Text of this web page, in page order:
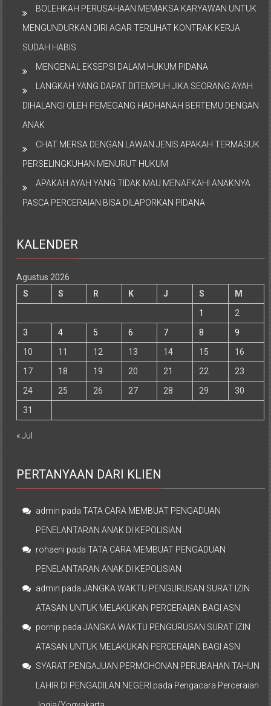
BOLEHKAH PERUSAHAAN MEMAKSA KARYAWAN UNTUK
MENGUNDURKAN DIRI AGAR TERLIHAT KONTRAK KERJA
SUDAH HABIS
MENGENAL EKSEPSI DALAM HUKUM PIDANA
LANGKAH YANG DAPAT DITEMPUH JIKA SEORANG AYAH
DIHALANGI OLEH PEMEGANG HADHANAH BERTEMU DENGAN
ANAK
CHAT MERSA DENGAN LAWAN JENIS APAKAH TERMASUK
PERSELINGKUHAN MENURUT HUKUM
APAKAH AYAH YANG TIDAK MAU MENAFKAHI ANAKNYA
PASCA PERCERAIAN BISA DILAPORKAN PIDANA
KALENDER
Agustus 2026
S
S R K J S
M
1
2
3
4 5 6 7 8
9
10
11 12 13 14 15
16
17
18 19 20 21 22
23
24
25 26 27 28 29
30
31
« Jul
PERTANYAAN DARI KLIEN
admin padaTATA CARA MEMBUAT PENGADUAN
PENELANTARAN ANAK DI KEPOLISIAN
rohaeni padaTATA CARA MEMBUAT PENGADUAN
PENELANTARAN ANAK DI KEPOLISIAN
admin padaJANGKA WAKTU PENGURUSAN SURAT IZIN
ATASAN UNTUK MELAKUKAN PERCERAIAN BAGI ASN
pornip padaJANGKA WAKTU PENGURUSAN SURAT IZIN
ATASAN UNTUK MELAKUKAN PERCERAIAN BAGI ASN
SYARAT PENGAJUAN PERMOHONAN PERUBAHAN TAHUN
LAHIR DI PENGADILAN NEGERI pada Pengacara Perceraian